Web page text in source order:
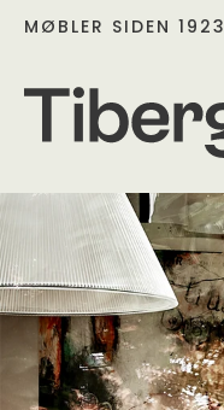
MØBLER SIDEN 1923